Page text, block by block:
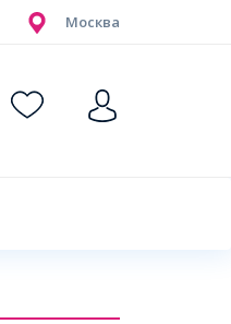
Москва